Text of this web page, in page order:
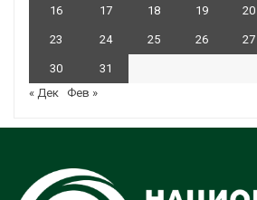
16 17 18 19 20
23 24 25 26 27
30
31
« Дек Фев »